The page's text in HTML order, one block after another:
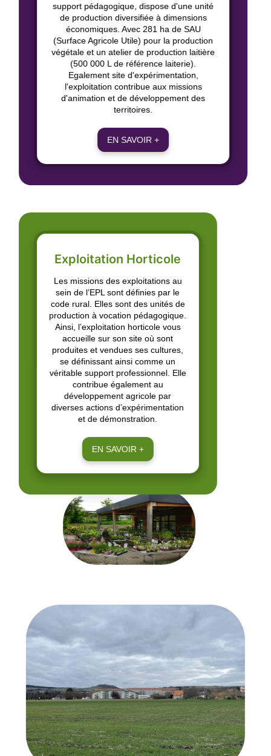
support pédagogique, dispose d'une unité
de production diversifiée à dimensions
économiques. Avec 281 ha de SAU
(Surface Agricole Utile) pour la production
végétale et un atelier de production laitière
(500 000 L de référence laiterie).
Egalement site d'expérimentation,
l'exploitation contribue aux missions
d'animation et de développement des
territoires.
EN SAVOIR +
Exploitation Horticole​
Les missions des exploitations au
sein de l’EPL sont définies par le
code rural. Elles sont des unités de
production à vocation pédagogique.
Ainsi, l’exploitation horticole vous
accueille sur son site où sont
produites et vendues ses cultures,
se définissant ainsi comme un
véritable support professionnel. Elle
contribue également au
développement agricole par
diverses actions d’expérimentation
et de démonstration.
EN SAVOIR +